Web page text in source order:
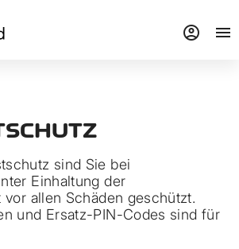
sind Sie bei
Einhaltung der
allen Schäden geschützt.
und Ersatz-PIN-Codes sind für
account_circle menu